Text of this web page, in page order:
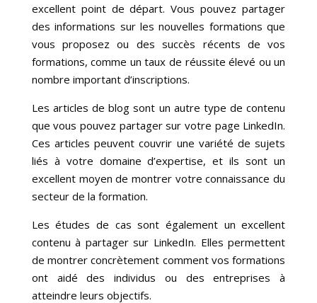
excellent point de départ. Vous pouvez partager
des informations sur les nouvelles formations que
vous proposez ou des succès récents de vos
formations, comme un taux de réussite élevé ou un
nombre important d’inscriptions.
Les articles de blog sont un autre type de contenu
que vous pouvez partager sur votre page LinkedIn.
Ces articles peuvent couvrir une variété de sujets
liés à votre domaine d’expertise, et ils sont un
excellent moyen de montrer votre connaissance du
secteur de la formation.
Les études de cas sont également un excellent
contenu à partager sur LinkedIn. Elles permettent
de montrer concrètement comment vos formations
ont aidé des individus ou des entreprises à
atteindre leurs objectifs.